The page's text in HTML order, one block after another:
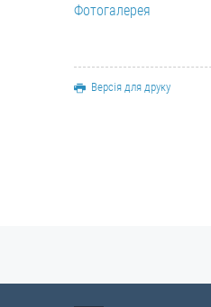
Фотогалерея
Версія для друку